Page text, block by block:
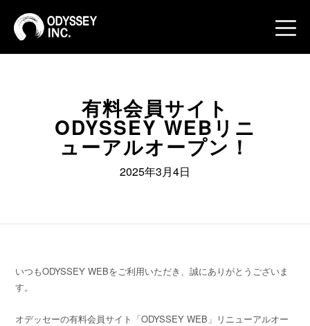
有料会員サイト
ODYSSEY WEBリニ
ューアルオープン！
2025年3月4日
いつもODYSSEY WEBをご利用いただき、誠にありがとうございま
す。
オデッセーの有料会員サイト「ODYSSEY WEB」リニューアルオー
toggle